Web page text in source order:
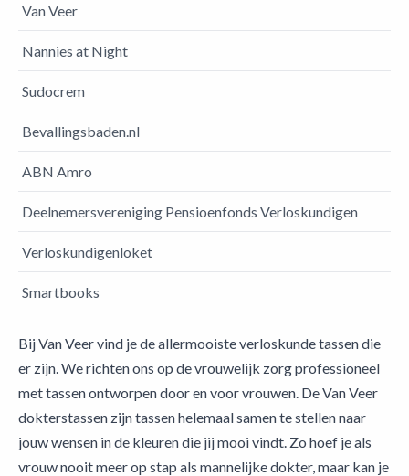
Van Veer
Nannies at Night
Sudocrem
Bevallingsbaden.nl
ABN Amro
Deelnemersvereniging Pensioenfonds Verloskundigen
Verloskundigenloket
Smartbooks
Bij Van Veer vind je de allermooiste verloskunde tassen die
er zijn. We richten ons op de vrouwelijk zorg professioneel
met tassen ontworpen door en voor vrouwen. De Van Veer
dokterstassen zijn tassen helemaal samen te stellen naar
jouw wensen in de kleuren die jij mooi vindt. Zo hoef je als
vrouw nooit meer op stap als mannelijke dokter, maar kan je